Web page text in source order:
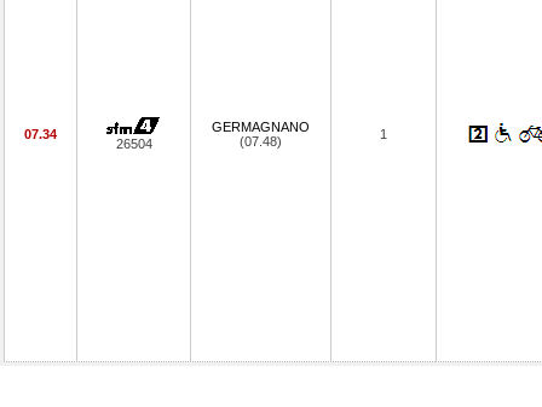
07.34
26504
GERMAGNANO
(07.48)
1